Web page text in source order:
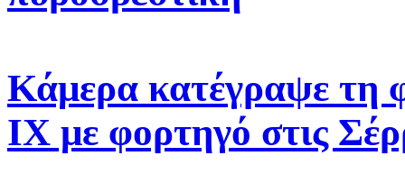
Κάμερα κατέγραψε τη
ΙΧ με φορτηγό στις